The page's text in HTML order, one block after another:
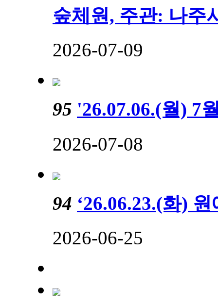
숲체원, 주관: 나주
2026-07-09
95 '26.07.06.(월) 7
2026-07-08
94 ‘26.06.23.(화)
2026-06-25